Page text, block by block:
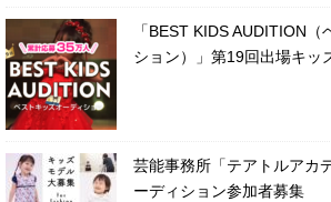
「BEST KIDS AUDITION
ション）」第19回出場キッ
芸能事務所「テアトルアカ
ーディション参加者募集